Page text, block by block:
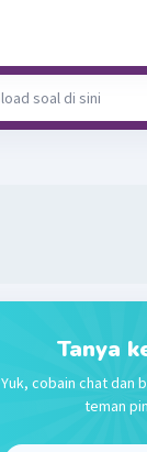
Tanya
Yuk, cobain chat dan
teman